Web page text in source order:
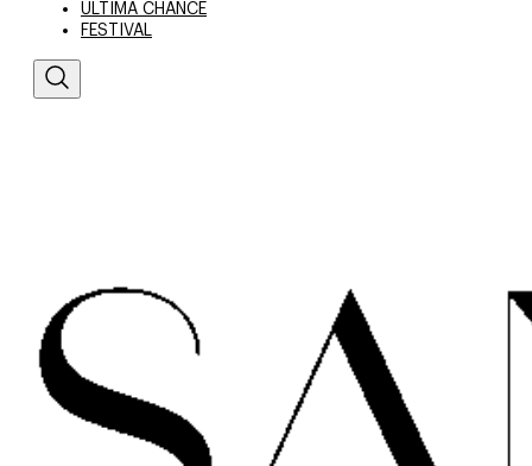
ÚLTIMA CHANCE
FESTIVAL